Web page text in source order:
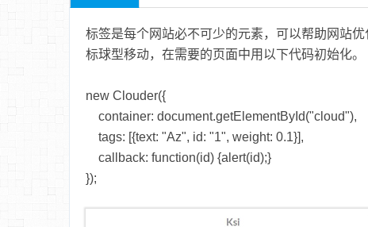
标签是每个网站必不可少的元素，可以帮助网站
标球型移动，在需要的页面中用以下代码初始化。
new Clouder({
container: document.getElementById("cloud"),
tags: [{text: "Az", id: "1", weight: 0.1}],
callback: function(id) {alert(id);}
});